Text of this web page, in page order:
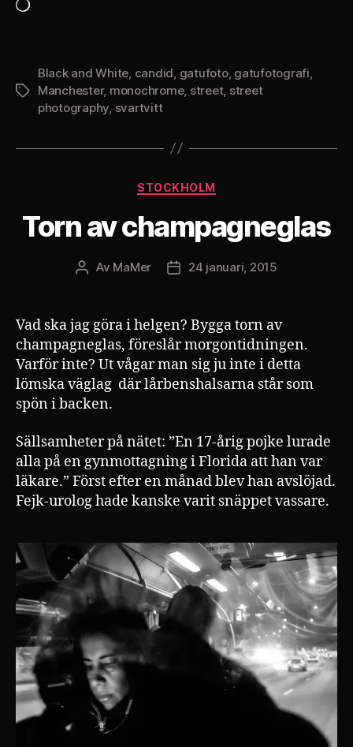
Etiketter
Black and White candid gatufoto, gatufotografi
Manchester, monochrome, street, street
photography svartvitt
Kategorier
STOCKHOLM
Torn av champagneglas
Inläggsförfattare
Av MaMer Inläggsdatum
24 januari, 2015
Vad ska jag göra i helgen? Bygga torn av
champagneglas, föreslår morgontidningen.
Varför inte? Ut vågar man sig ju inte i detta
lömska väglag där lårbenshalsarna står som
spön i backen.
Sällsamheter på nätet: ”En 17-årig pojke lurade
alla på en gynmottagning i Florida att han var
läkare.” Först efter en månad blev han avslöjad.
Fejk-urolog hade kanske varit snäppet vassare.